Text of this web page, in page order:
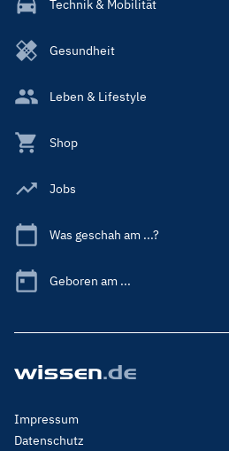
Technik & Mobilität
Gesundheit
Leben & Lifestyle
Shop
Jobs
Was geschah am ...?
Geboren am ...
Footer
Menu
Impressum
Datenschutz